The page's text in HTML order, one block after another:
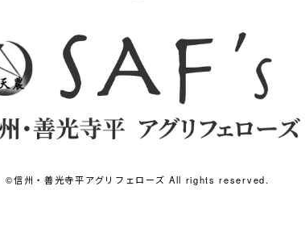
©︎信州・善光寺平アグリフェローズ All rights reserved.